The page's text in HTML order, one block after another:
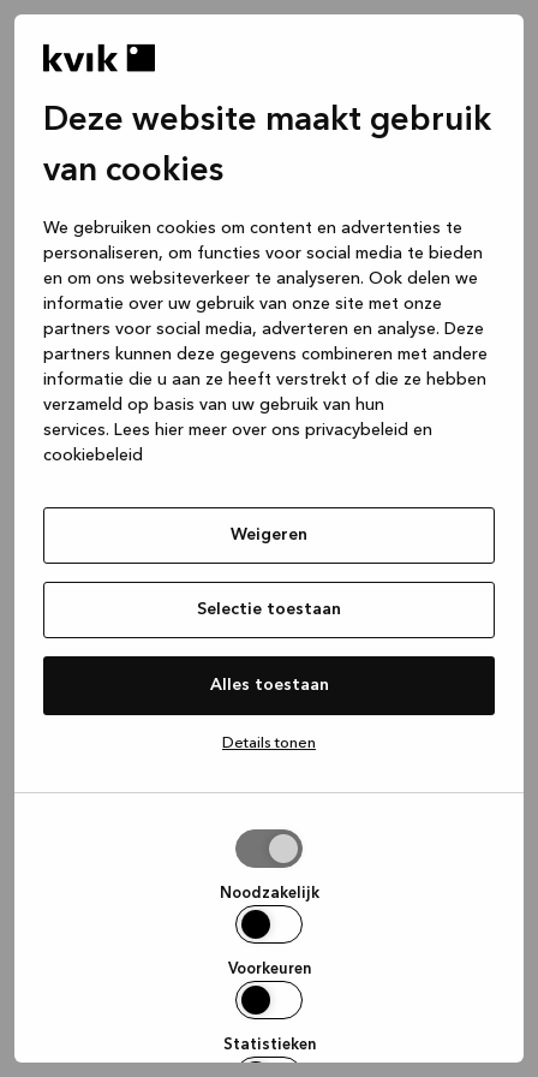
Deze website maakt gebruik
van cookies
We gebruiken cookies om content en advertenties te
personaliseren, om functies voor social media te bieden
en om ons websiteverkeer te analyseren. Ook delen we
informatie over uw gebruik van onze site met onze
partners voor social media, adverteren en analyse. Deze
partners kunnen deze gegevens combineren met andere
informatie die u aan ze heeft verstrekt of die ze hebben
verzameld op basis van uw gebruik van hun
services. Lees hier meer over ons privacybeleid en
cookiebeleid
Weigeren
Selectie toestaan
Alles toestaan
Details tonen
Noodzakelijk
Voorkeuren
Statistieken
(see the browser console for more
information).